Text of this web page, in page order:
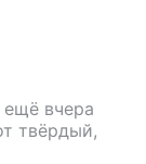
вчера
твёрдый,